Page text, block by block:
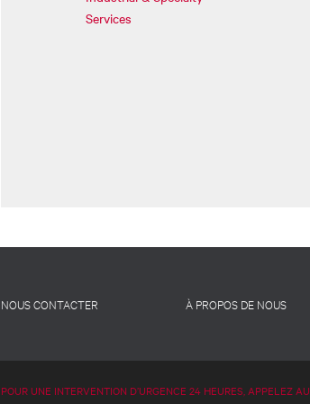
Services
Footer
French
NOUS CONTACTER À PROPOS DE NOUS
POUR UNE INTERVENTION D’URGENCE 24 HEURES, APPELEZ AU